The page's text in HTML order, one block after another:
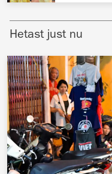
Hetast just nu